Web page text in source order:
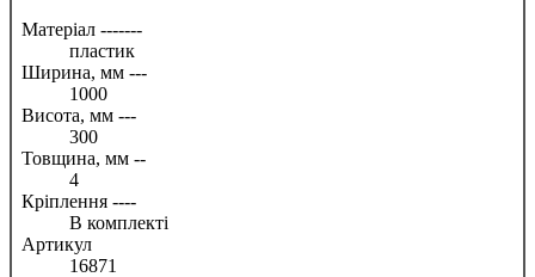
Матеріал -------
пластик
Ширина, мм ---
1000
Висота, мм ---
300
Товщина, мм --
4
Кріплення ----
В комплекті
Артикул
16871